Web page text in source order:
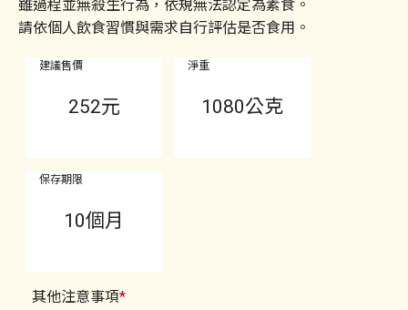
雖過程並無殺生行為，依規無法認定為素食。
請依個人飲食習慣與需求自行評估是否食用。
建議售價
252元
淨重
1080公克
保存期限
10個月
其他注意事項*